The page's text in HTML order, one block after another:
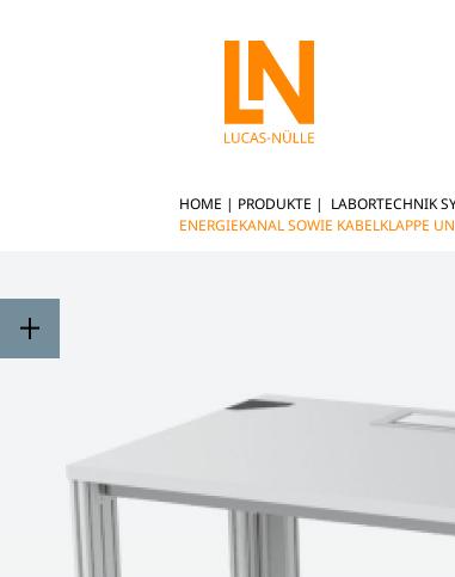
HOME | PRODUKTE | LABORTECHNIK
ENERGIEKANAL SOWIE KABELKLAPPE